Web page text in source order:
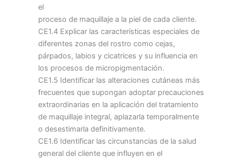
el
proceso de maquillaje a la piel de cada cliente.
CE1.4 Explicar las características especiales de
diferentes zonas del rostro como cejas,
párpados, labios y cicatrices y su influencia en
los procesos de micropigmentación.
CE1.5 Identificar las alteraciones cutáneas más
frecuentes que supongan adoptar precauciones
extraordinarias en la aplicación del tratamiento
de maquillaje integral, aplazarla temporalmente
o desestimarla definitivamente.
CE1.6 Identificar las circunstancias de la salud
general del cliente que influyen en el